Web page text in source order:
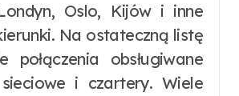
Oslo, Kijów i inne
Na ostateczną listę
połączenia obsługiwane
i czartery. Wiele